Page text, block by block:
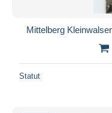
Mittelberg
Statut